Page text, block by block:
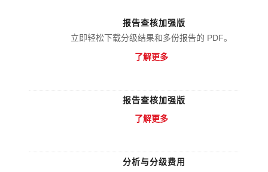
报告查核加强版
立即轻松下载分级结果和多份报告的 PDF。
了解更多
报告查核加强版
了解更多
分析与分级费用